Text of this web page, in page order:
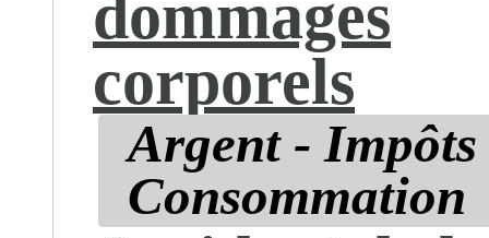
dommages
corporels
Argent - Impôts
Consommation